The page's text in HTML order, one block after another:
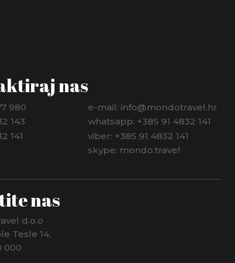
nas
980
143
141
e-mail: info@mondotravel.hr
whatsapp: +385 91 4832 141
viber: +385 91 4832 141
skype: mondo.travel
nas
d.o.o
Tesle 14,
000